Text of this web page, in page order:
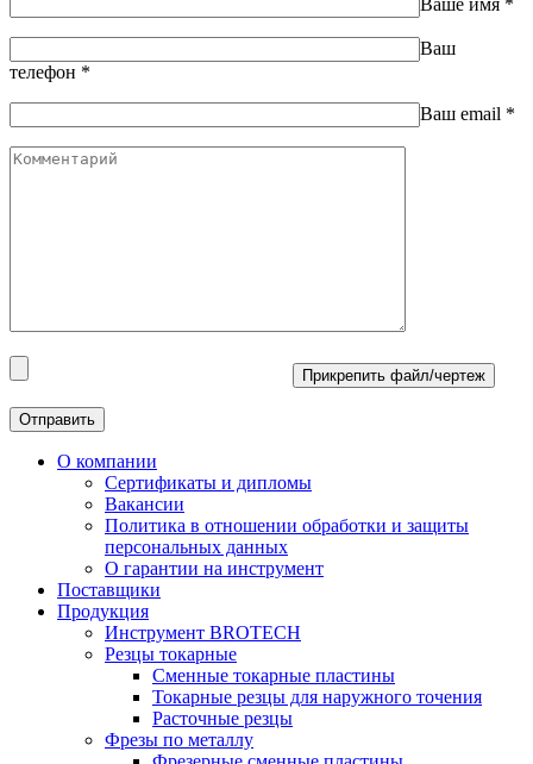
Ваше имя *
Ваш
телефон *
Ваш email *
Прикрепить файл/чертеж
О компании
Сертификаты и дипломы
Вакансии
Политика в отношении обработки и защиты
персональных данных
О гарантии на инструмент
Поставщики
Продукция
Инструмент BROTECH
Резцы токарные
Сменные токарные пластины
Токарные резцы для наружного точения
Расточные резцы
Фрезы по металлу